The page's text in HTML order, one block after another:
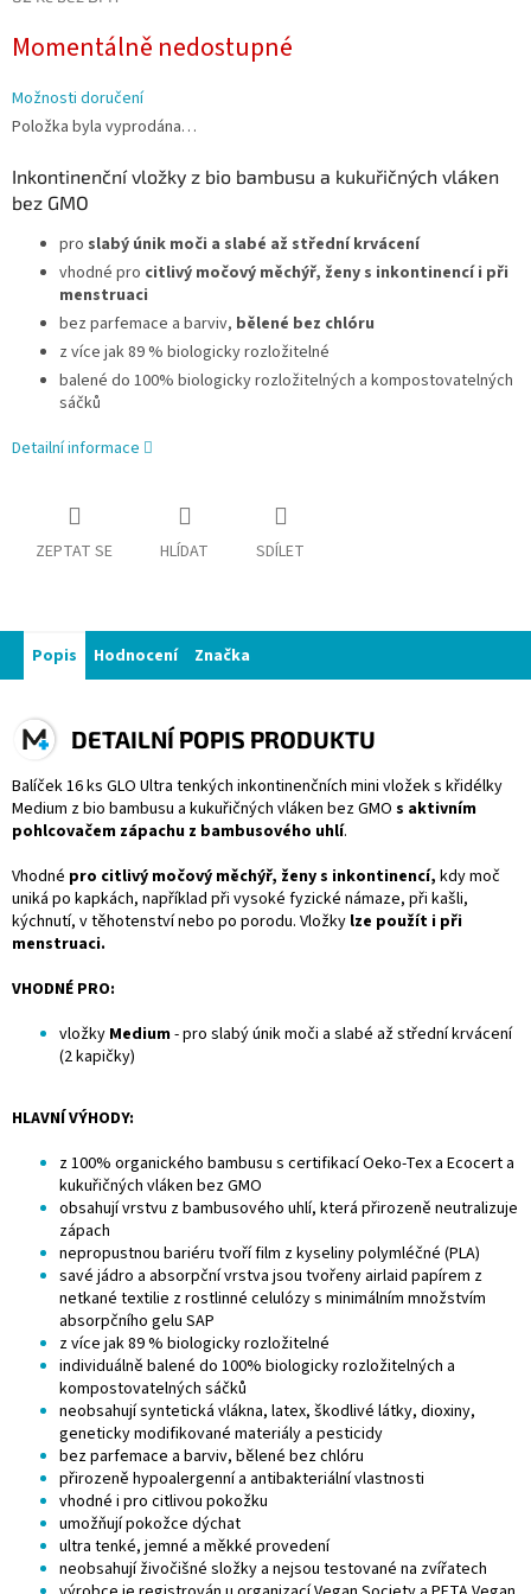
cena:
Momentálně nedostupné
Možnosti doručení
Položka byla vyprodána…
Inkontinenční vložky z bio bambusu a kukuřičných vláken
bez GMO
pro slabý únik moči a slabé až střední krvácení
vhodné pro citlivý močový měchýř, ženy s inkontinencí i při
menstruaci
bez parfemace a barviv, bělené bez chlóru
z více jak 89 % biologicky rozložitelné
balené do 100% biologicky rozložitelných a kompostovatelných
sáčků
Detailní informace
ZEPTAT SE HLÍDAT SDÍLET
Popis Hodnocení Značka
DETAILNÍ POPIS PRODUKTU
Balíček 16 ks GLO Ultra tenkých inkontinenčních mini vložek s křidélky
Medium z bio bambusu a kukuřičných vláken bez GMO s aktivním
pohlcovačem zápachu z bambusového uhlí.
Vhodné pro citlivý močový měchýř, ženy s inkontinencí, kdy moč
uniká po kapkách, například při vysoké fyzické námaze, při kašli,
kýchnutí, v těhotenství nebo po porodu. Vložky lze použít i při
menstruaci.
VHODNÉ PRO:
vložky Medium- pro slabý únik moči a slabé až střední krvácení
(2 kapičky)
HLAVNÍ VÝHODY:
z 100% organického bambusu s certifikací Oeko-Tex a Ecocert a
kukuřičných vláken bez GMO
obsahují vrstvu z bambusového uhlí, která přirozeně neutralizuje
zápach
nepropustnou bariéru tvoří film z kyseliny polymléčné (PLA)
savé jádro a absorpční vrstva jsou tvořeny airlaid papírem z
netkané textilie z rostlinné celulózy s minimálním množstvím
absorpčního gelu SAP
z více jak 89 % biologicky rozložitelné
individuálně balené do 100% biologicky rozložitelných a
kompostovatelných sáčků
neobsahují syntetická vlákna, latex, škodlivé látky, dioxiny,
geneticky modifikované materiály a pesticidy
bez parfemace a barviv, bělené bez chlóru
přirozeně hypoalergenní a antibakteriální vlastnosti
vhodné i pro citlivou pokožku
umožňují pokožce dýchat
ultra tenké, jemné a měkké provedení
neobsahují živočišné složky a nejsou testované na zvířatech